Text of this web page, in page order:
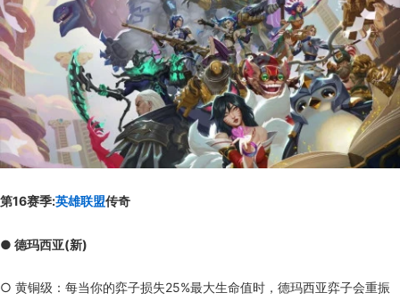
第16赛季:英雄联盟传奇
● 德玛西亚(新)
○ 黄铜级：每当你的弈子损失25%最大生命值时，德玛西亚弈子会重振